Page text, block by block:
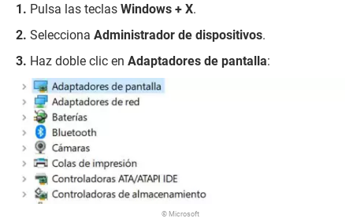
Pulsa las teclas Windows + X.
Selecciona Administrador de dispositivos.
Haz doble clic en Adaptadores de pantalla:
© Microsoft